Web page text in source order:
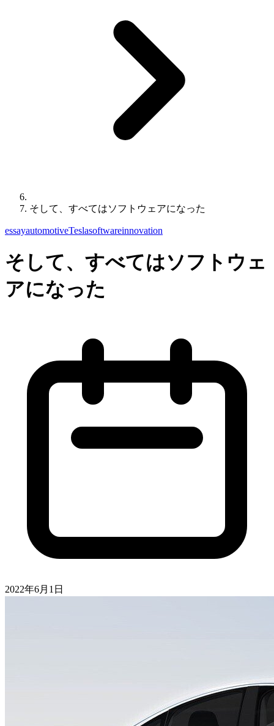
そして、すべてはソフトウェアになった
essayautomotiveTeslasoftwareinnovation
そして、すべてはソフトウェ
アになった
2022年6月1日